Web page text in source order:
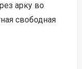
арку во
свободная